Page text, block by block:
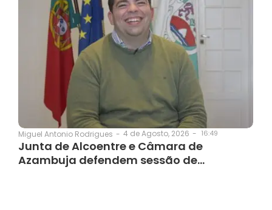
Miguel Antonio Rodrigues - 4 de Agosto, 2026 - 16:49
Junta de Alcoentre e Câmara de
Azambuja defendem sessão de…